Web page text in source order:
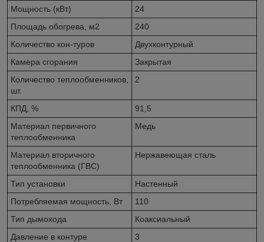
Мощность (кВт)
24
Площадь обогрева, м2
240
Количество кон-туров
Двухконтурный
Камера сгорания
Закрытая
Количество теплообменников,
шт.
2
КПД, %
91,5
Материал первичного
теплообменника
Медь
Материал вторичного
теплообменника (ГВС)
Нержавеющая сталь
Тип установки
Настенный
Потребляемая мощность, Вт
110
Тип дымохода
Коаксиальный
Давление в контуре
3